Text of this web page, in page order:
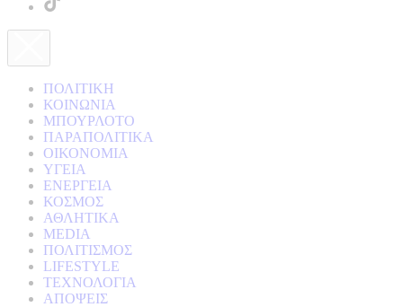
ΠΟΛΙΤΙΚΗ
ΚΟΙΝΩΝΙΑ
ΜΠΟΥΡΛΟΤΟ
ΠΑΡΑΠΟΛΙΤΙΚΑ
ΟΙΚΟΝΟΜΙΑ
ΥΓΕΙΑ
ΕΝΕΡΓΕΙΑ
ΚΟΣΜΟΣ
ΑΘΛΗΤΙΚΑ
MEDIA
ΠΟΛΙΤΙΣΜΟΣ
LIFESTYLE
ΤΕΧΝΟΛΟΓΙΑ
ΑΠΟΨΕΙΣ